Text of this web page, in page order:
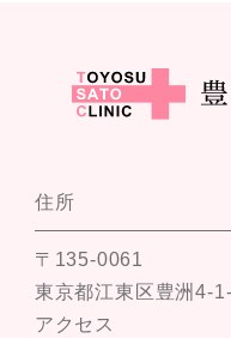
住所
〒135-0061
東京都江東区豊洲4-
アクセス